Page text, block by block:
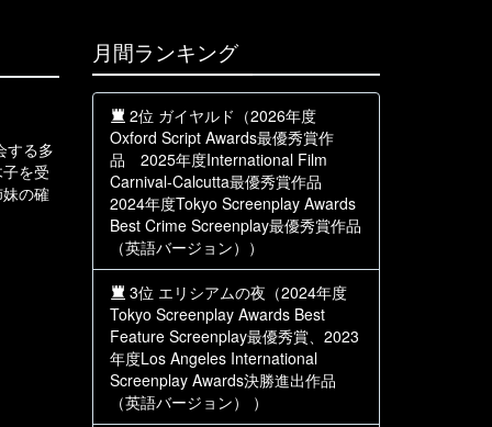
する多
を受
の確
月間ランキング
2位 ガイヤルド（2026年度
Oxford Script Awards最優秀賞作
品 2025年度International Film
Carnival-Calcutta最優秀賞作品
2024年度Tokyo Screenplay Awards
Best Crime Screenplay最優秀賞作品
（英語バージョン））
3位 エリシアムの夜（2024年度
Tokyo Screenplay Awards Best
Feature Screenplay最優秀賞、2023
年度Los Angeles International
Screenplay Awards決勝進出作品
（英語バージョン） ）